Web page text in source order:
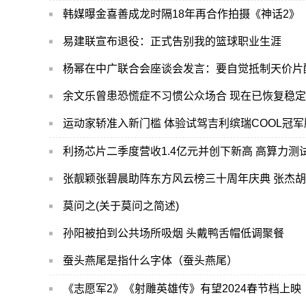
韩媒曝金喜善成龙时隔18年再合作拍摄《神话2》
易建联宣布退役：正式告别我的篮球职业生涯
杨幂在中广联合会座谈会发言：要自觉抵制天价
余文乐曾患恐慌症不习惯公众场合 现在已恢复稳定
运动家轿准入新门槛 体验试驾吉利缤瑞COOL冠军
张靓颖张碧晨助阵东方风云榜三十周年庆典 张杰
莫问之(关于莫问之简述)
孙阳被拍到公共场所吸烟 头戴鸭舌帽低调聚餐
蚕头燕尾是指什么字体（蚕头燕尾）
《志愿军2》《射雕英雄传》有望2024春节档上映